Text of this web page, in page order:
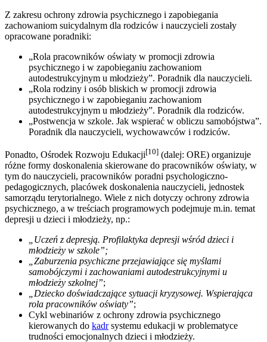
Z zakresu ochrony zdrowia psychicznego i zapobiegania
zachowaniom suicydalnym dla rodziców i nauczycieli zostały
opracowane poradniki:
„Rola pracowników oświaty w promocji zdrowia
psychicznego i w zapobieganiu zachowaniom
autodestrukcyjnym u młodzieży”. Poradnik dla nauczycieli.
„Rola rodziny i osób bliskich w promocji zdrowia
psychicznego i w zapobieganiu zachowaniom
autodestrukcyjnym u młodzieży”. Poradnik dla rodziców.
„Postwencja w szkole. Jak wspierać w obliczu samobójstwa”.
Poradnik dla nauczycieli, wychowawców i rodziców.
Ponadto, Ośrodek Rozwoju Edukacji[10] (dalej: ORE) organizuje
różne formy doskonalenia skierowane do pracowników oświaty, w
tym do nauczycieli, pracowników poradni psychologiczno-
pedagogicznych, placówek doskonalenia nauczycieli, jednostek
samorządu terytorialnego. Wiele z nich dotyczy ochrony zdrowia
psychicznego, a w treściach programowych podejmuje m.in. temat
depresji u dzieci i młodzieży, np.:
„Uczeń z depresją. Profilaktyka depresji wśród dzieci i
młodzieży w szkole”;
„Zaburzenia psychiczne przejawiające się myślami
samobójczymi i zachowaniami autodestrukcyjnymi u
młodzieży szkolnej”;
„Dziecko doświadczające sytuacji kryzysowej. Wspierająca
rola pracowników oświaty”;
Cykl webinariów z ochrony zdrowia psychicznego
kierowanych do kadrsystemu edukacji w problematyce
trudności emocjonalnych dzieci i młodzieży.